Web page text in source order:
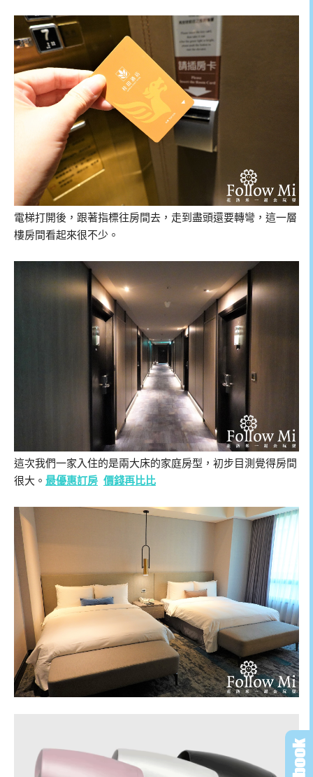
電梯打開後，跟著指標往房間去，走到盡頭還要轉彎，這一層
樓房間看起來很不少。
這次我們一家入住的是兩大床的家庭房型，初步目測覺得房間
很大。 最優惠訂房 價錢再比比